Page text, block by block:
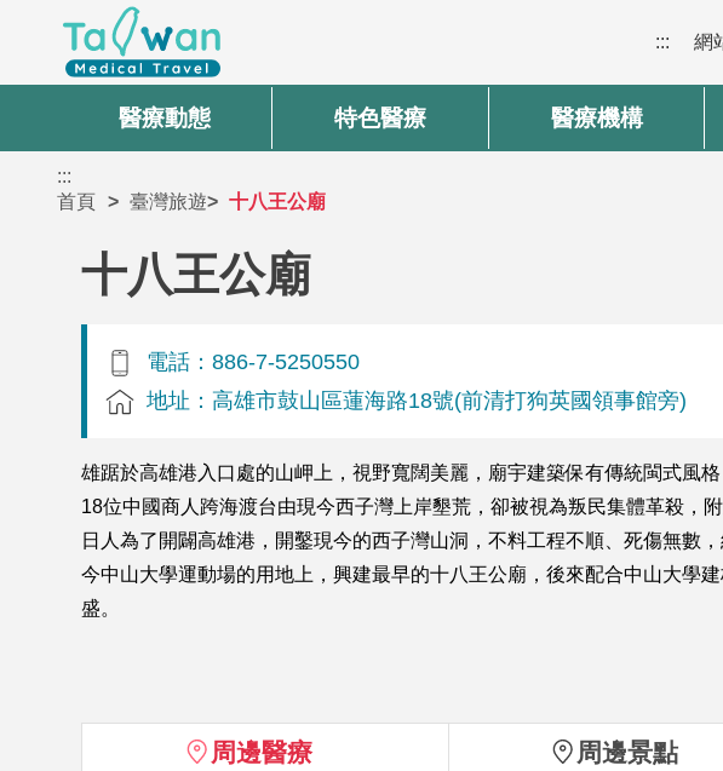
::: 網
醫療動態 特色醫療 醫療機構
:::
首頁
臺灣旅遊 十八王公廟
十八王公廟
電話：886-7-5250550
地址：高雄市鼓山區蓮海路18號(前清打狗英國領事館旁)
雄踞於高雄港入口處的山岬上，視野寬闊美麗，廟宇建築保有傳統閩式風
18位中國商人跨海渡台由現今西子灣上岸墾荒，卻被視為叛民集體革殺，
日人為了開闢高雄港，開鑿現今的西子灣山洞，不料工程不順、死傷無數
今中山大學運動場的用地上，興建最早的十八王公廟，後來配合中山大學
盛。
周邊醫療 周邊景點